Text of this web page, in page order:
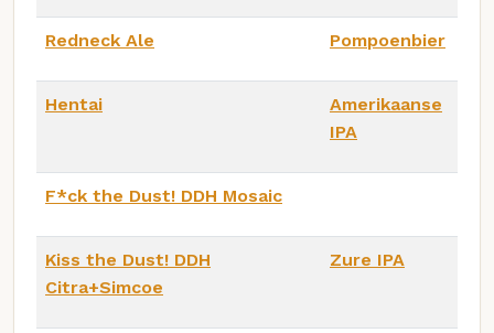
Redneck Ale Pompoenbier
Hentai
Amerikaanse
IPA
F*ck the Dust! DDH Mosaic
Kiss the Dust! DDH
Citra+Simcoe
Zure IPA